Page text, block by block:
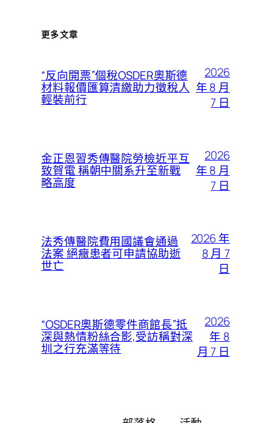
更多文章
“反向開票”個稅OSDER奧斯德
材料報價匯算清繳助力徵稅人
輕裝前行
2026
年 8 月
7 日
金正恩習秀傳醫院勞檢近平互
致賀電 稱朝中關系升至新戰
略高度
2026
年 8 月
7 日
法秀傳醫院費用國議會通過
法案 絕癥患者可申請協助逝
世亡
2026 年
8 月 7
日
“OSDER奧斯德零件商館長”抵
深與熱情粉絲合影,受訪稱對深
圳之行充滿等待
2026
年 8
月 7 日